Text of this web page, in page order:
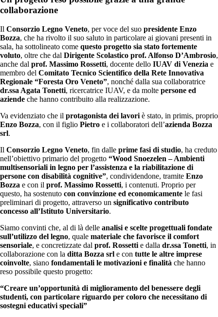
collaborazione
Il Consorzio Legno Veneto, per voce del suo presidente Enzo
Bozza, che ha rivolto il suo saluto in particolare ai giovani presenti in
sala, ha sottolineato come questo progetto sia stato fortemente
voluto, oltre che dal Dirigente Scolastico prof. Alfonso D’Ambrosio,
anche dal prof. Massimo Rossetti, docente dello IUAV di Venezia e
membro del Comitato Tecnico Scientifico della Rete Innovativa
Regionale “Foresta Oro Veneto”, nonché dalla sua collaboratrice
dr.ssa Agata Tonetti, ricercatrice IUAV, e da molte persone ed
aziende che hanno contribuito alla realizzazione.
Va evidenziato che il protagonista dei lavori è stato, in primis, proprio
Enzo Bozza, con il figlio Pietro e i collaboratori dell’azienda Bozza
srl.
Il Consorzio Legno Veneto, fin dalle prime fasi di studio, ha creduto
nell’obiettivo primario del progetto “Wood Snoezelen – Ambienti
multisensoriali in legno per l’assistenza e la riabilitazione di
persone con disabilità cognitive”, condividendone, tramite Enzo
Bozza e con il prof. Massimo Rossetti, i contenuti. Proprio per
questo, ha sostenuto con convinzione ed economicamente le fasi
preliminari di progetto, attraverso un significativo contributo
concesso all’Istituto Universitario.
Siamo convinti che, al di là delle analisi e scelte progettuali fondate
sull’utilizzo del legno, quale materiale che favorisce il comfort
sensoriale, e concretizzate dal prof. Rossetti e dalla dr.ssa Tonetti, in
collaborazione con la ditta Bozza srl e con tutte le altre imprese
coinvolte, siano fondamentali le motivazioni e finalità che hanno
reso possibile questo progetto:
“Creare un’opportunità di miglioramento del benessere degli
studenti, con particolare riguardo per coloro che necessitano di
sostegni educativi speciali”